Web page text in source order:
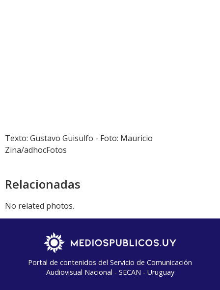
Texto: Gustavo Guisulfo - Foto: Mauricio
Zina/adhocFotos
Relacionadas
No related photos.
Portal de contenidos del Servicio de Comunicación
Audiovisual Nacional - SECAN - Uruguay